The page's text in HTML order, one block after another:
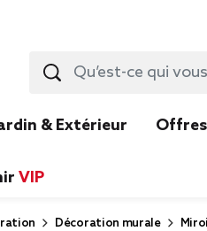
& Extérieur
VIP
Décoration murale